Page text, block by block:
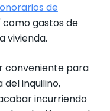
de
como gastos de
vivienda.
conveniente para
inquilino,
incurriendo